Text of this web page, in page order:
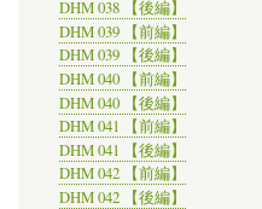
DHM 038 【後編】
DHM 039 【前編】
DHM 039 【後編】
DHM 040 【前編】
DHM 040 【後編】
DHM 041 【前編】
DHM 041 【後編】
DHM 042 【前編】
DHM 042 【後編】